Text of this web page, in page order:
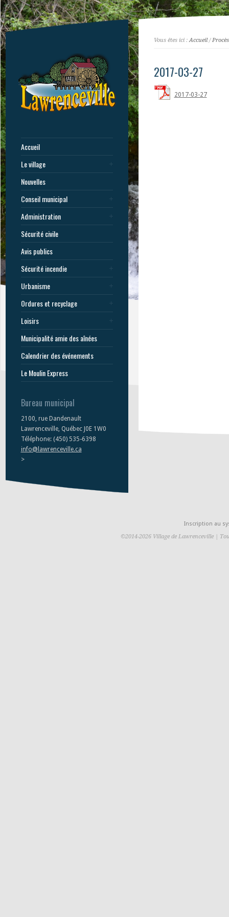
Accueil
Le village
Nouvelles
Conseil municipal
Administration
Sécurité civile
Avis publics
Sécurité incendie
Urbanisme
Ordures et recyclage
Loisirs
Municipalité amie des aînées
Calendrier des événements
Le Moulin Express
Bureau municipal
2100, rue Dandenault
Lawrenceville, Québec J0E 1W0
Téléphone: (450) 535-6398
info@lawrenceville.ca
>
Vous êtes ici :Accueil/
2017-03-27
2017-03-27
Inscription au
©2014-2026 Village de Lawrenceville |